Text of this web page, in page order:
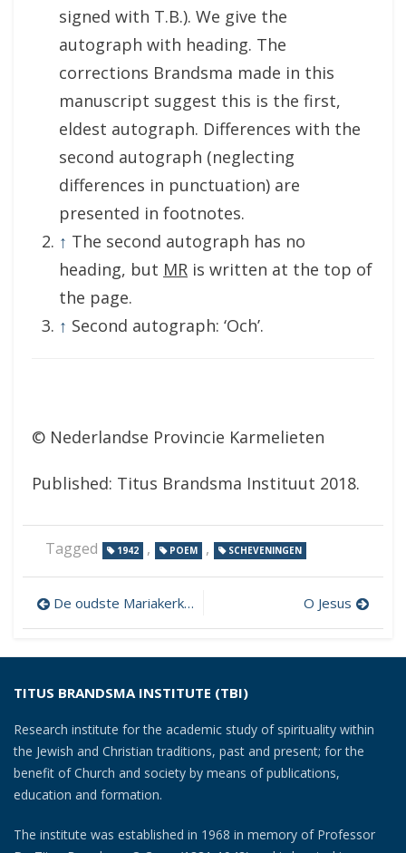
signed with T.B.). We give the
autograph with heading. The
corrections Brandsma made in this
manuscript suggest this is the first,
eldest autograph. Differences with the
second autograph (neglecting
differences in punctuation) are
presented in footnotes.
↑ The second autograph has no
heading, but MR is written at the top of
the page.
↑ Second autograph: ‘Och’.
© Nederlandse Provincie Karmelieten
Published: Titus Brandsma Instituut 2018.
Tagged 1942 , POEM , SCHEVENINGEN
Post
navigation
De oudste Mariakerk te Rome O Jesus
TITUS BRANDSMA INSTITUTE (TBI)
Research institute for the academic study of spirituality within
the Jewish and Christian traditions, past and present; for the
benefit of Church and society by means of publications,
education and formation.
The institute was established in 1968 in memory of Professor